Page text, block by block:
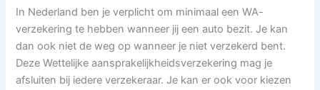
In Nederland ben je verplicht om minimaal een WA-
verzekering te hebben wanneer jij een auto bezit. Je kan
dan ook niet de weg op wanneer je niet verzekerd bent.
Deze Wettelijke aansprakelijkheidsverzekering mag je
afsluiten bij iedere verzekeraar. Je kan er ook voor kiezen